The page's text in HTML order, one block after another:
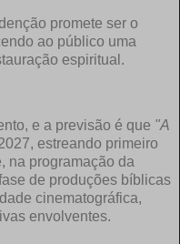
promete ser o
ao público uma
espiritual.
e a previsão é que "A
estreando primeiro
na programação da
de produções bíblicas
cinematográfica,
envolventes.